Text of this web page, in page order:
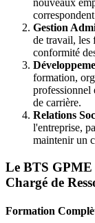
Gestion
de travail, les
conformité
formation,
professionnel
de carrière.
Relations
l'entreprise,
maintenir un
Le BTS GPME
Chargé de
Formation